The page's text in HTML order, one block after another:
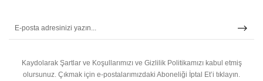
Kaydolarak Şartlar ve Koşullarımızı ve Gizlilik Politikamızı kabul etmiş
olursunuz. Çıkmak için e-postalarımızdaki Aboneliği İptal Et’i tıklayın.